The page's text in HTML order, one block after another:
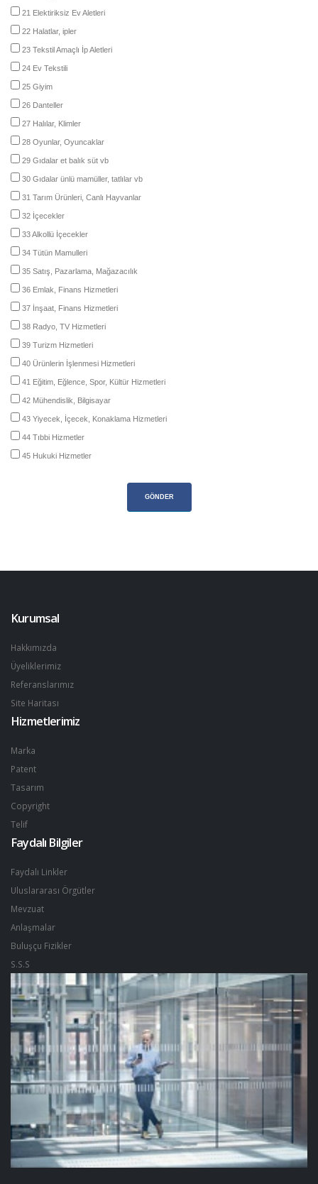
21 Elektiriksiz Ev Aletleri
22 Halatlar, ipler
23 Tekstil Amaçlı İp Aletleri
24 Ev Tekstili
25 Giyim
26 Danteller
27 Halılar, Klimler
28 Oyunlar, Oyuncaklar
29 Gıdalar et balık süt vb
30 Gıdalar ünlü mamüller, tatlılar vb
31 Tarım Ürünleri, Canlı Hayvanlar
32 İçecekler
33 Alkollü İçecekler
34 Tütün Mamulleri
35 Satış, Pazarlama, Mağazacılık
36 Emlak, Finans Hizmetleri
37 İnşaat, Finans Hizmetleri
38 Radyo, TV Hizmetleri
39 Turizm Hizmetleri
40 Ürünlerin İşlenmesi Hizmetleri
41 Eğitim, Eğlence, Spor, Kültür Hizmetleri
42 Mühendislik, Bilgisayar
43 Yiyecek, İçecek, Konaklama Hizmetleri
44 Tıbbi Hizmetler
45 Hukuki Hizmetler
GÖNDER
Kurumsal
Hakkımızda
Üyeliklerimiz
Referanslarımız
Site Haritası
Hizmetlerimiz
Marka
Patent
Tasarım
Copyright
Telif
Faydalı Bilgiler
Faydalı Linkler
Uluslararası Örgütler
Mevzuat
Anlaşmalar
Buluşçu Fizikler
S.S.S